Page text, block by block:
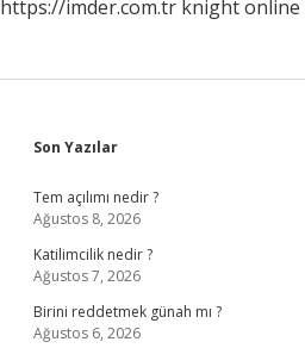
https://imder.com.tr knight online
Sidebar
Son Yazılar
Tem açılımı nedir ?
Ağustos 8, 2026
Katilimcilik nedir ?
Ağustos 7, 2026
Birini reddetmek günah mı ?
Ağustos 6, 2026